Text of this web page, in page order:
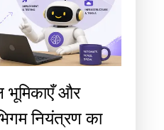
भूमिकाएँ और
नियंत्रण का